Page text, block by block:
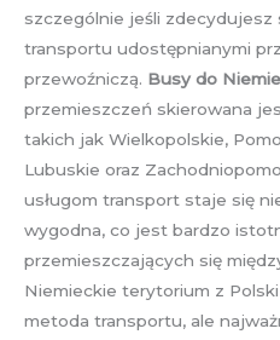
szczególnie jeśli zdecydujesz
transportu udostępnianymi
przewoźniczą. Busy do
przemieszczeń skierowana
takich jak Wielkopolskie,
Lubuskie oraz
usługom transport staje się
wygodna, co jest bardzo
przemieszczających się
Niemieckie terytorium z
metoda transportu, ale